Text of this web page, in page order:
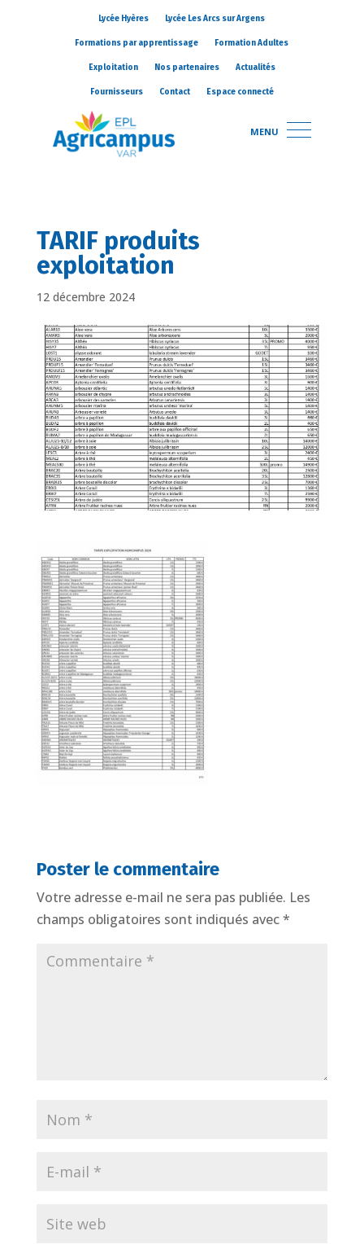
Lycée Hyères Lycée Les Arcs sur Argens
Formations par apprentissage Formation Adultes
Exploitation Nos partenaires Actualités
Fournisseurs Contact Espace connecté
MENU
TARIF produits
exploitation
12 décembre 2024
Poster le commentaire
Votre adresse e-mail ne sera pas publiée. Les
champs obligatoires sont indiqués avec*